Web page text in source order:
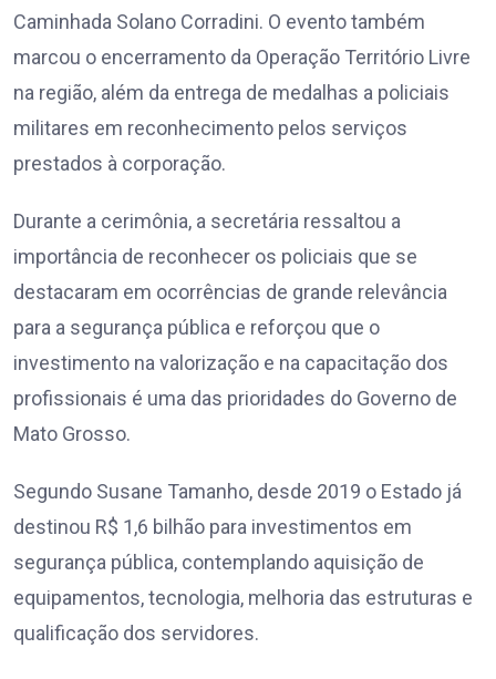
Caminhada Solano Corradini. O evento também
marcou o encerramento da Operação Território Livre
na região, além da entrega de medalhas a policiais
militares em reconhecimento pelos serviços
prestados à corporação.
Durante a cerimônia, a secretária ressaltou a
importância de reconhecer os policiais que se
destacaram em ocorrências de grande relevância
para a segurança pública e reforçou que o
investimento na valorização e na capacitação dos
profissionais é uma das prioridades do Governo de
Mato Grosso.
Segundo Susane Tamanho, desde 2019 o Estado já
destinou R$ 1,6 bilhão para investimentos em
segurança pública, contemplando aquisição de
equipamentos, tecnologia, melhoria das estruturas e
qualificação dos servidores.